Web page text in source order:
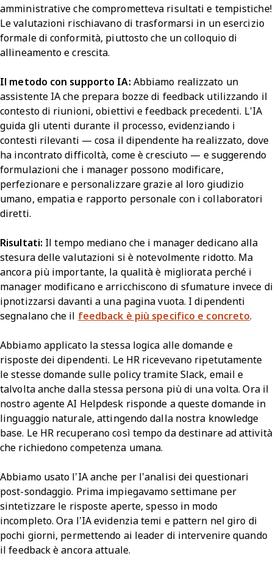
amministrative che comprometteva risultati e tempistiche!
Le valutazioni rischiavano di trasformarsi in un esercizio
formale di conformità, piuttosto che un colloquio di
allineamento e crescita.
Il metodo con supporto IA: Abbiamo realizzato un
assistente IA che prepara bozze di feedback utilizzando il
contesto di riunioni, obiettivi e feedback precedenti. L’IA
guida gli utenti durante il processo, evidenziando i
contesti rilevanti — cosa il dipendente ha realizzato, dove
ha incontrato difficoltà, come è cresciuto — e suggerendo
formulazioni che i manager possono modificare,
perfezionare e personalizzare grazie al loro giudizio
umano, empatia e rapporto personale con i collaboratori
diretti.
Risultati: Il tempo mediano che i manager dedicano alla
stesura delle valutazioni si è notevolmente ridotto. Ma
ancora più importante, la qualità è migliorata perché i
manager modificano e arricchiscono di sfumature invece di
ipnotizzarsi davanti a una pagina vuota. I dipendenti
segnalano che il feedback è più specifico e concreto.
Abbiamo applicato la stessa logica alle domande e
risposte dei dipendenti. Le HR ricevevano ripetutamente
le stesse domande sulle policy tramite Slack, email e
talvolta anche dalla stessa persona più di una volta. Ora il
nostro agente AI Helpdesk risponde a queste domande in
linguaggio naturale, attingendo dalla nostra knowledge
base. Le HR recuperano così tempo da destinare ad attività
che richiedono competenza umana.
Abbiamo usato l’IA anche per l’analisi dei questionari
post-sondaggio. Prima impiegavamo settimane per
sintetizzare le risposte aperte, spesso in modo
incompleto. Ora l’IA evidenzia temi e pattern nel giro di
pochi giorni, permettendo ai leader di intervenire quando
il feedback è ancora attuale.